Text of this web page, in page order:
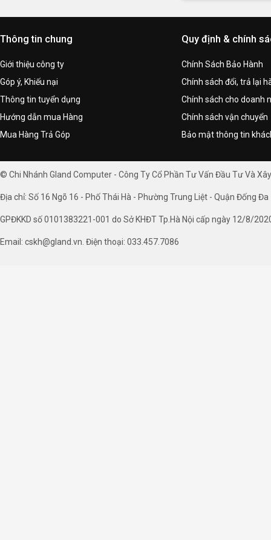
Thông tin chung
Giới thiệu công ty
Góp ý, Khiếu nại
Thông tin tuyển dụng
Hướng dẫn mua Hàng
Mua Hàng Trả Góp
Quy định & chính
Chính Sách Bảo Hành
Chính sách đổi, trả lại
Chính sách cho doanh
Chính sách vận chuyển
Bảo mật thông tin
© Chi Nhánh Gland Computer - Công Ty Cổ Phần Tư Vấn Đầu Tư Và
Địa chỉ: Số 16 Ngõ 16 - Phố Thái Hà - Phường Trung Liệt - Quận Đống Đa
GPĐKKD số 0101383221-001 do Sở KHĐT Tp.Hà Nội cấp ngày 12/8/
Email: cskh@gland.vn. Điện thoại: 033.457.7086